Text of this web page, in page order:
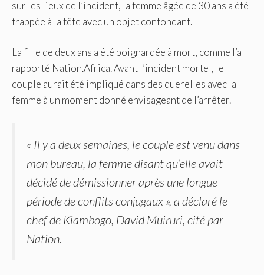
sur les lieux de l’incident, la femme âgée de 30 ans a été
frappée à la tête avec un objet contondant.
La fille de deux ans a été poignardée à mort, comme l’a
rapporté Nation.Africa. Avant l’incident mortel, le
couple aurait été impliqué dans des querelles avec la
femme à un moment donné envisageant de l’arrêter.
« Il y a deux semaines, le couple est venu dans
mon bureau, la femme disant qu’elle avait
décidé de démissionner après une longue
période de conflits conjugaux », a déclaré le
chef de Kiambogo, David Muiruri, cité par
Nation.